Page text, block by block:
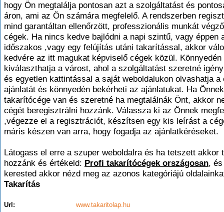
hogy Ön megtalálja pontosan azt a szolgáltatást és
áron, ami az Ön számára megfelelő. A rendszerben
mind garantáltan ellenőrzött, professzionális munkát
cégek. Ha nincs kedve bajlódni a napi szintű, vagy éppen
időszakos ,vagy egy felújítás utáni takarítással, akkor
kedvére az itt magukat képviselő cégek közül. Könnyedén
kiválaszthatja a várost, ahol a szolgáltatást szeretné
és egyetlen kattintással a saját weboldalukon olvashatja a
ajánlatát és könnyedén bekérheti az ajánlatukat. Ha Önnek
takarítócége van és szeretné ha megtalálnák Önt, akkor
cégét beregisztrálni hozzánk. Válassza ki az Önnek
,végezze el a regisztrációt, készítsen egy kis leírást a
máris készen van arra, hogy fogadja az ajánlatkéréseket.
Látogass el erre a szuper weboldalra és ha tetszett akkor
hozzánk és értékeld: Profi takarítócégek országosan,
kerested akkor nézd meg az azonos kategóriájú
Takarítás
Url:
www.takaritolap.hu